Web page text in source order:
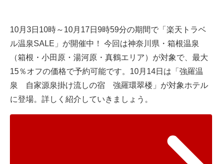
10月3日10時～10月17日9時59分の期間で「楽天トラベ
ル温泉SALE」が開催中！ 今回は神奈川県・箱根温泉
（箱根・小田原・湯河原・真鶴エリア）が対象で、最大
15％オフの価格で予約可能です。10月14日は「強羅温
泉 自家源泉掛け流しの宿 強羅環翠楼」が対象ホテル
に登場。詳しく紹介していきましょう。